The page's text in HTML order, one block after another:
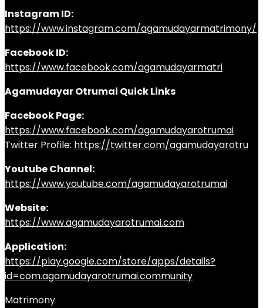
Instagram ID:
https://www.instagram.com/agamudayarmatrimony/
Facebook ID:
https://www.facebook.com/agamudayarmatri
Agamudayar Otrumai Quick Links
Facebook Page:
https://www.facebook.com/agamudayarotrumai
Twitter Profile: https://twitter.com/agamudayarotru
Youtube Channel:
https://www.youtube.com/agamudayarotrumai
Website:
https://www.agamudayarotrumai.com
Application:
https://play.google.com/store/apps/details?
id=com.agamudayarotrumai.community
Matrimony